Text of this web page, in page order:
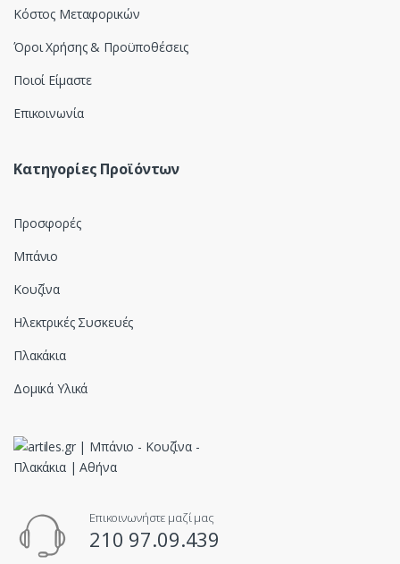
Κόστος Μεταφορικών
Όροι Χρήσης & Προϋποθέσεις
Ποιοί Είμαστε
Επικοινωνία
Κατηγορίες Προϊόντων
Προσφορές
Μπάνιο
Κουζίνα
Ηλεκτρικές Συσκευές
Πλακάκια
Δομικά Υλικά
Επικοινωνήστε μαζί μας
210 97.09.439